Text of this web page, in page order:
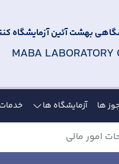
بهشت آئین آزمایشگاه
MABA LABORATORY
خدمات آزمایشگاه ها ها
امور مالی